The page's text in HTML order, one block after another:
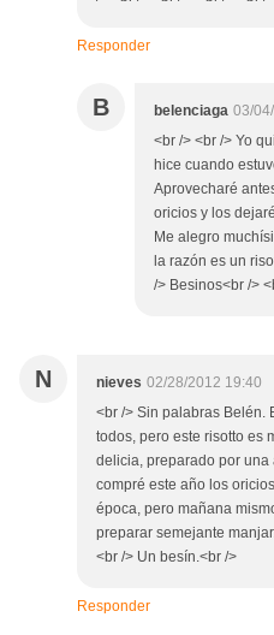
Responder
B belenciaga 03/
<br /> <br /> Yo
hice cuando
Aprovecharé
oricios y los
Me alegro
la razón es un
/> Besinos<br />
N nieves 02/28/2012 19:40
<br /> Sin palabras Belén.
todos, pero este risotto es
delicia, preparado por una
compré este año los
época, pero mañana
preparar semejante
<br /> Un besín.<br />
Responder